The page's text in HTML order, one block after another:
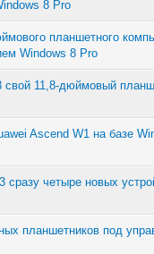
8 Pro
планшетного
Windows 8 Pro
свой 11,8-дюймовый
Ascend W1 на базе
сразу четыре новых
планшетников под